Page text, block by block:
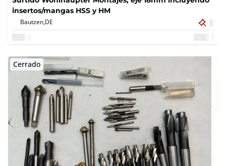
insertos/mangas HSS y HM
Bautzen,DE
Cerrado